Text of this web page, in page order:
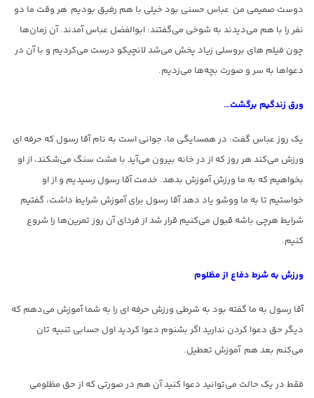
دوست صمیمی من عباس حسنی بود خیلی با هم رفیق بودیم هر وقت ما دو
نفر را با هم می‌دیدند به شوخی می‌گفتند: ابوالفضل عباس آمدند. آن زمان‌ها
چون فیلم های بروسلی زیاد پخش می‌شد لانچیکو درست می‌کردیم و با آن در
دعواها به سر و صورت بچه‌ها می‌زدیم.
ورق زندگیم برگشت…
یک روز عباس گفت: در همسایگی ما، جوانی است به نام آقا رسول که حرفه ای
ورزش می‌کند هر روز که از در خانه بیرون می‌آید با مشت سنگ می‌شکند، از او
بخواهیم که به ما ورزش آموزش بدهد. خدمت آقا رسول رسیدیم و از او
خواستیم تا به ما ووشو یاد دهد آقا رسول برای آموزش شرایط داشت، گفتیم
شرایط هرچی باشه قبول می‌کنیم قرار شد از فردای آن روز تمرین‌ها را شروع
کنیم.
ورزش به شرط دفاع از مظلوم
آقا رسول به ما گفته بود به شرطی ورزش حرفه ای را به شما آموزش می‌دهم که
دیگر حق دعوا کردن ندارید اگر بشنوم دعوا کردید اول حسابی تنبیه تان
می‌کنم بعد هم آموزش تعطیل.
فقط در یک حالت می‌توانید دعوا کنید آن هم در صورتی که از حق مظلومی